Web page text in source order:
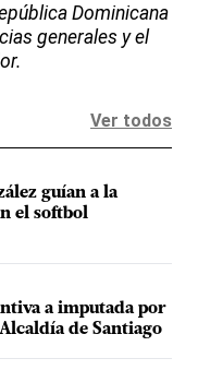
Dominicana
generales y el
Ver todos
guían a la
el softbol
a imputada por
de Santiago